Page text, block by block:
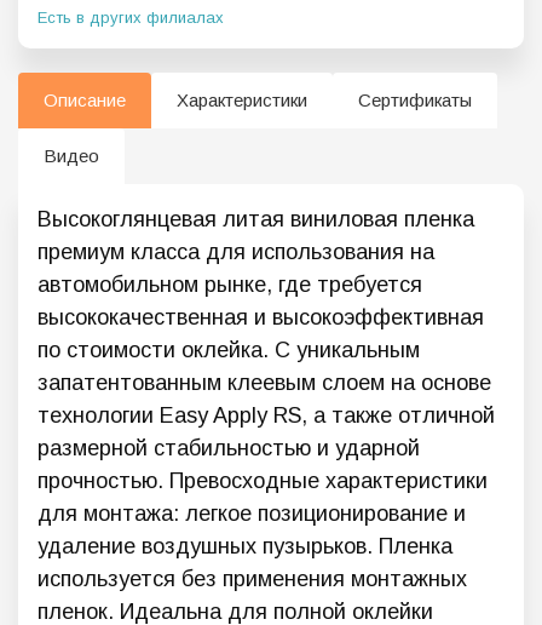
Есть в других филиалах
Описание Характеристики Сертификаты
Видео
Высокоглянцевая литая виниловая пленка
премиум класса для использования на
автомобильном рынке, где требуется
высококачественная и высокоэффективная
по стоимости оклейка. С уникальным
запатентованным клеевым слоем на основе
технологии Easy Apply RS, а также отличной
размерной стабильностью и ударной
прочностью. Превосходные характеристики
для монтажа: легкое позиционирование и
удаление воздушных пузырьков. Пленка
используется без применения монтажных
пленок. Идеальна для полной оклейки